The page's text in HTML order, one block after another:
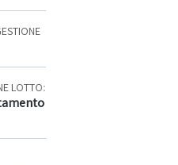
LOTTO: